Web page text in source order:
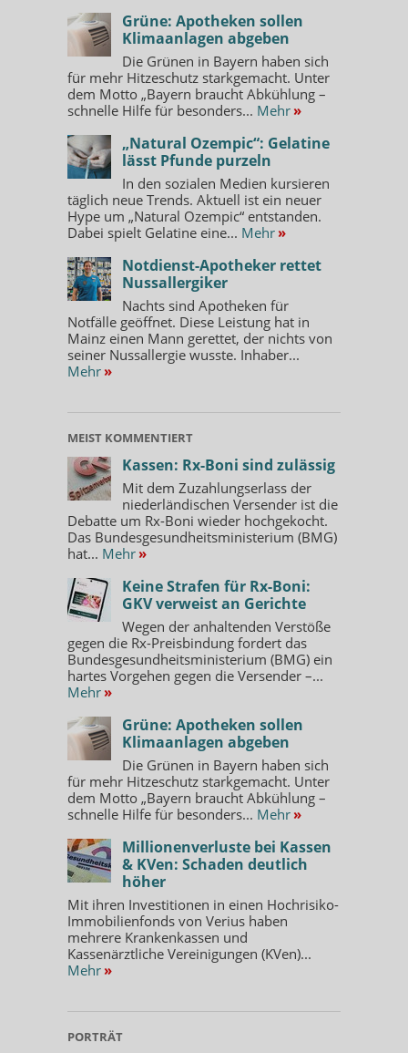
Grüne: Apotheken sollen
Klimaanlagen abgeben
Die Grünen in Bayern haben sich
für mehr Hitzeschutz starkgemacht. Unter
dem Motto „Bayern braucht Abkühlung –
schnelle Hilfe für besonders... Mehr »
„Natural Ozempic“: Gelatine
lässt Pfunde purzeln
In den sozialen Medien kursieren
täglich neue Trends. Aktuell ist ein neuer
Hype um „Natural Ozempic“ entstanden.
Dabei spielt Gelatine eine... Mehr »
Notdienst-Apotheker rettet
Nussallergiker
Nachts sind Apotheken für
Notfälle geöffnet. Diese Leistung hat in
Mainz einen Mann gerettet, der nichts von
seiner Nussallergie wusste. Inhaber...
Mehr »
MEIST KOMMENTIERT
Kassen: Rx-Boni sind zulässig
Mit dem Zuzahlungserlass der
niederländischen Versender ist die
Debatte um Rx-Boni wieder hochgekocht.
Das Bundesgesundheitsministerium (BMG)
hat... Mehr »
Keine Strafen für Rx-Boni:
GKV verweist an Gerichte
Wegen der anhaltenden Verstöße
gegen die Rx-Preisbindung fordert das
Bundesgesundheitsministerium (BMG) ein
hartes Vorgehen gegen die Versender –...
Mehr »
Grüne: Apotheken sollen
Klimaanlagen abgeben
Die Grünen in Bayern haben sich
für mehr Hitzeschutz starkgemacht. Unter
dem Motto „Bayern braucht Abkühlung –
schnelle Hilfe für besonders... Mehr »
Millionenverluste bei Kassen
& KVen: Schaden deutlich
höher
Mit ihren Investitionen in einen Hochrisiko-
Immobilienfonds von Verius haben
mehrere Krankenkassen und
Kassenärztliche Vereinigungen (KVen)...
Mehr »
PORTRÄT